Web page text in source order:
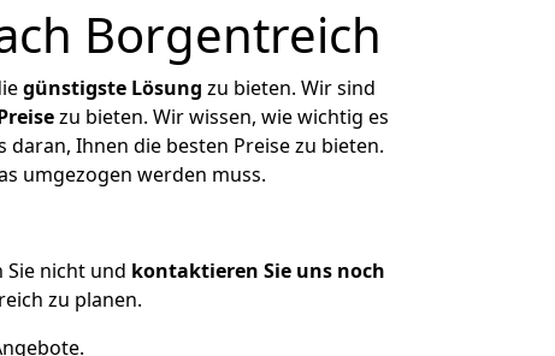
Borgentreich
günstigste Lösung zu bieten. Wir sind
zu bieten. Wir wissen, wie wichtig es
Ihnen die besten Preise zu bieten.
umgezogen werden muss.
Sie nicht und kontaktieren Sie uns noch
zu planen.